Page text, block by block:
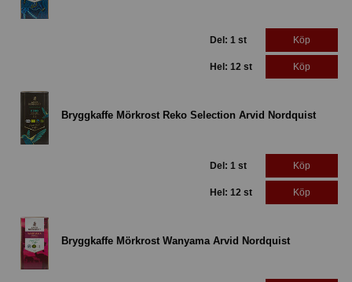
Del: 1 st Köp
Hel: 12 st Köp
Bryggkaffe Mörkrost Reko Selection Arvid Nordquist
Del: 1 st Köp
Hel: 12 st Köp
Bryggkaffe Mörkrost Wanyama Arvid Nordquist